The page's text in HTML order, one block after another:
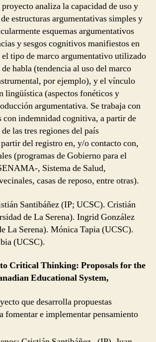
analiza la capacidad de uso y
estructuras argumentativas simples y
esquemas argumentativos
y sesgos cognitivos manifiestos en
tipo de marco argumentativo utilizado
habla (tendencia al uso del marco
por ejemplo), y el vínculo
lingüística (aspectos fonéticos y
argumentativa. Se trabaja con
con indemnidad cognitiva, a partir de
las tres regiones del país
del registro en, y/o contacto con,
(programas de Gobierno para el
, Sistema de Salud,
casas de reposo, entre otras).
Santibáñez (IP; UCSC). Cristián
de La Serena). Ingrid González
La Serena). Mónica Tapia (UCSC).
(UCSC).
Critical Thinking: Proposals for the
Educational System,
que desarrolla propuestas
fomentar e implementar pensamiento